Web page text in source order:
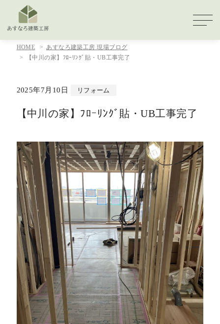
HOME
あすなろ建築工房 現場ブログ
【中川の家】ﾌﾛｰﾘﾝｸﾞ貼・UB工事完了
2025年7月10日 リフォーム
【中川の家】ﾌﾛｰﾘﾝｸﾞ貼・UB工事完了